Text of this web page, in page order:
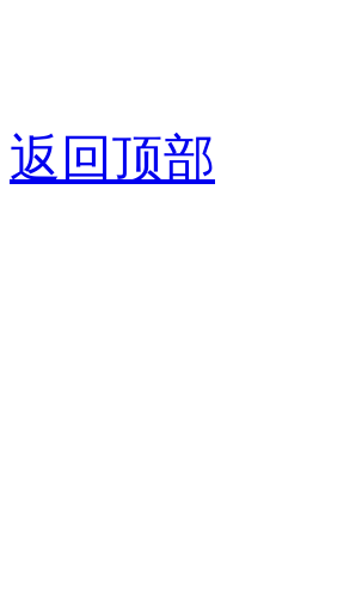
返回顶部